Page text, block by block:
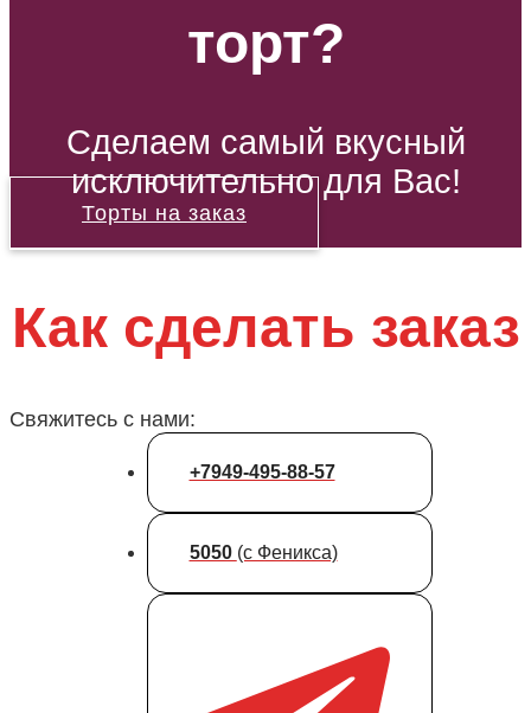
торт?
Сделаем самый вкусный
исключительно для Вас!
Торты на заказ
Как сделать заказ
Свяжитесь с нами:
+7949-495-88-57
5050 (с Феникса)